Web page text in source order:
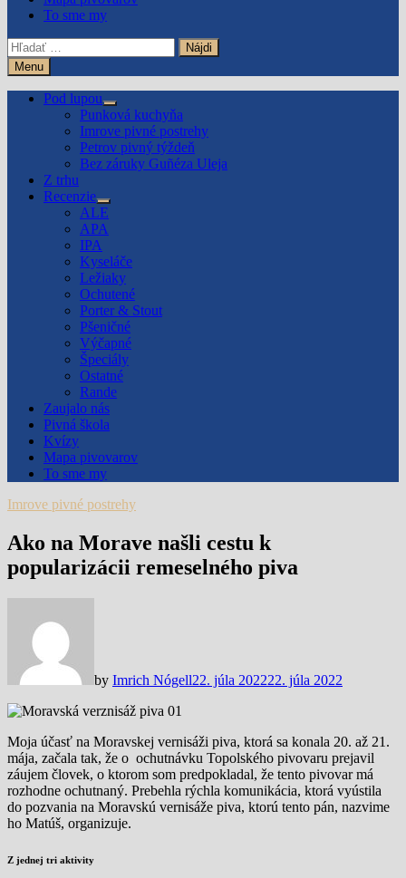
To sme my
Hľadať:
Menu
Pod lupou
Show
sub
menu
Punková kuchyňa
Imrove pivné postrehy
Petrov pivný týždeň
Bez záruky Guñéza Uleja
Z trhu
Recenzie
Show
sub
menu
ALE
APA
IPA
Kyseláče
Ležiaky
Ochutené
Porter & Stout
Pšeničné
Výčapné
Špeciály
Ostatné
Rande
Zaujalo nás
Pivná škola
Kvízy
Mapa pivovarov
To sme my
Imrove pivné postrehy
Ako na Morave našli cestu k
popularizácii remeselného piva
by Imrich Nógell22. júla 202222. júla 2022
Moja účasť na Moravskej vernisáži piva, ktorá sa konala 20. až 21.
mája, začala tak, že o ochutnávku Topolského pivovaru prejavil
záujem človek, o ktorom som predpokladal, že tento pivovar má
rozhodne ochutnaný. Prebehla rýchla komunikácia, ktorá vyústila
do pozvania na Moravskú vernisáže piva, ktorú tento pán, nazvime
ho Matúš, organizuje.
Z jednej tri aktivity